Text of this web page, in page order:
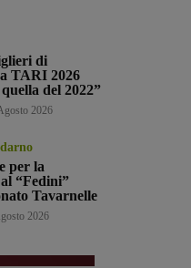
di
TARI 2026
del 2022”
2026
per la
“Fedini”
Tavarnelle
2026